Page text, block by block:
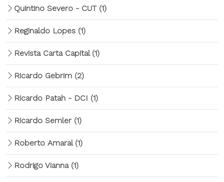
Quintino Severo - CUT (1)
Reginaldo Lopes (1)
Revista Carta Capital (1)
Ricardo Gebrim (2)
Ricardo Patah - DCI (1)
Ricardo Semler (1)
Roberto Amaral (1)
Rodrigo Vianna (1)